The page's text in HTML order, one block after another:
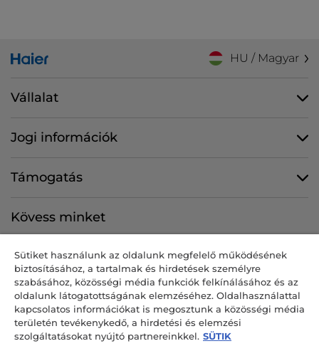
HU / Magyar
Vállalat
Jogi információk
Támogatás
Kövess minket
CANDY HOOVER GROUP S.r.I. egyszemélyes társaság – BEJEGYZETT
SZÉKHELY: Via Comolli, 57 – 20861 Brugherio (MB) – Olaszország –
BEJEGYZETT TELEPHELYEK: Via Privata Eden Fumagalli snc – 20861
Brugherio (MB) és Via Trento n. 20/A-22 – 20871 Vimercate (MB) –
Sütiket használunk az oldalunk megfelelő működésének
biztosításához, a tartalmak és hirdetések személyre
szabásához, közösségi média funkciók felkínálásához és az
oldalunk látogatottságának elemzéséhez. Oldalhasználattal
kapcsolatos információkat is megosztunk a közösségi média
területén tevékenykedő, a hirdetési és elemzési
szolgáltatásokat nyújtó partnereinkkel. SÜTIK